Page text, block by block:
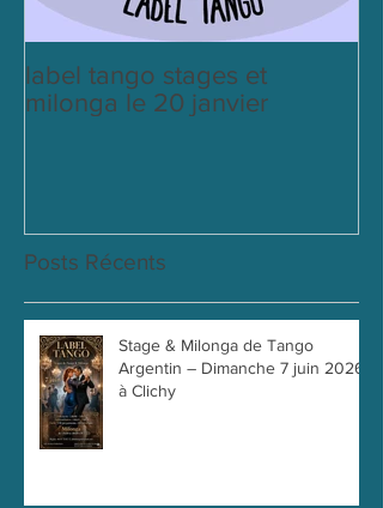
label tango stages et
milonga le 20 janvier
Posts Récents
Stage & Milonga de Tango
Argentin – Dimanche 7 juin 2026
à Clichy